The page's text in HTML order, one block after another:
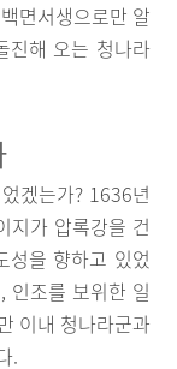
면서생으로만 알
진해 오는 청나라
겠는가? 1636년
지가 압록강을 건
성을 향하고 있었
인조를 보위한 일
이내 청나라군과
.